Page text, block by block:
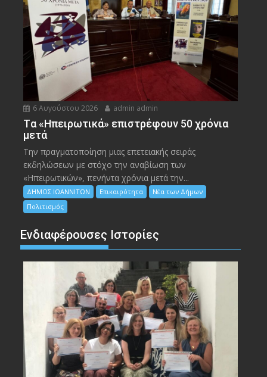
6 Αυγούστου 2026 admin admin
Tα «Ηπειρωτικά» επιστρέφουν 50 χρόνια
μετά
Την πραγματοποίηση μιας επετειακής σειράς
εκδηλώσεων με στόχο την αναβίωση των
«Ηπειρωτικών», πενήντα χρόνια μετά την...
ΔΗΜΟΣ ΙΩΑΝΝΙΤΩΝ Επικαιρότητα
Νέα των Δήμων
Πολιτισμός
Ενδιαφέρουσες Ιστορίες